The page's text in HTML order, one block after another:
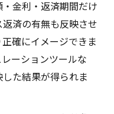
金利・返済期間だけ
済の有無も反映させ
確にイメージできま
ーションツールな
た結果が得られま